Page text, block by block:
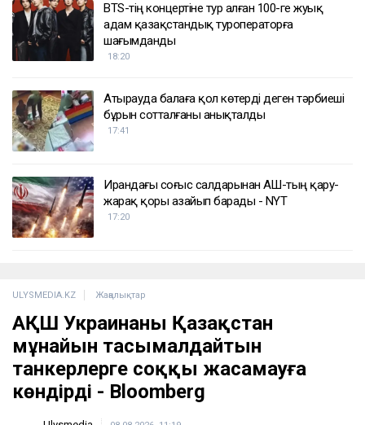
BTS-тің концертіне тур алған 100-ге жуық
адам қазақстандық туроператорға
шағымданды
18:20
Атырауда балаға қол көтерді деген тәрбиеші
бұрын сотталғаны анықталды
17:41
Ирандағы соғыс салдарынан АҚШ-тың қару-
жарақ қоры азайып барады - NYT
17:20
ULYSMEDIA.KZ Жаңалықтар
АҚШ Украинаны Қазақстан
мұнайын тасымалдайтын
танкерлерге соққы жасамауға
көндірді - Bloomberg